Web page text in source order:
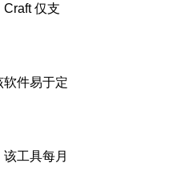
仅支
件易于定
工具每月